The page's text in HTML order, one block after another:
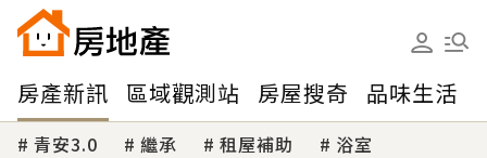
房產新訊 區域觀測站 房屋搜奇 品味生活
青安3.0 繼承 租屋補助 浴室